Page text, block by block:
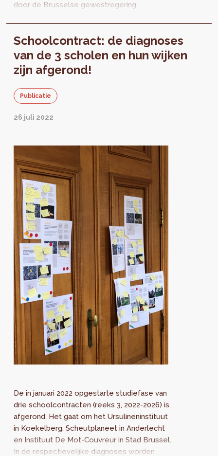
door de Brusselse gewestregering
integreren in de stad en openstellen naar de
wijk.
Schoolcontract: de diagnoses
van de 3 scholen en hun wijken
zijn afgerond!
Publicatie
26 juli 2022
De in januari 2022 opgestarte studiefase van
drie schoolcontracten (reeks 3, 2022-2026) is
afgerond. Het gaat om het Ursulineninstituut
in Koekelberg, Scheutplaneet in Anderlecht
en Instituut De Mot-Couvreur in Stad Brussel.
In de respectievelijke diagnoses worden